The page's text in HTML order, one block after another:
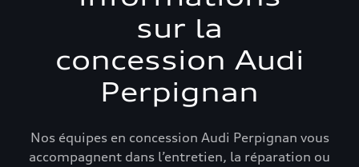
sur la
concession Audi
Perpignan
Nos équipes en concession Audi Perpignan vous
accompagnent dans l’entretien, la réparation ou